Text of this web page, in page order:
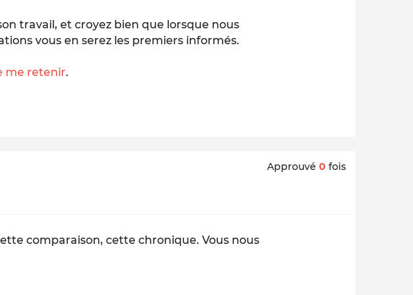
travail, et croyez bien que lorsque nous
vous en serez les premiers informés.
me retenir.
Approuvé 0 fois
comparaison, cette chronique. Vous nous